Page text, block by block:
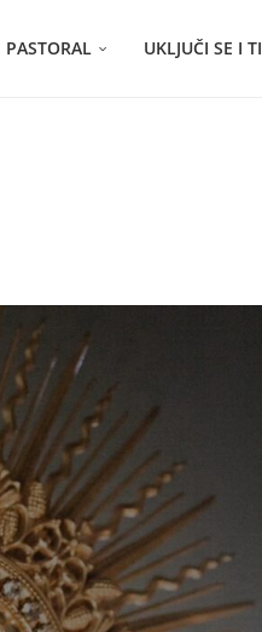
PASTORAL UKLJUČI SE I TI